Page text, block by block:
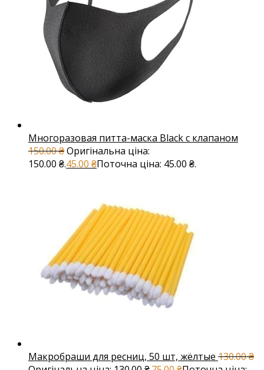
Многоразовая питта-маска Black с клапаном
150.00₴Оригінальна ціна:
150.00 ₴.45.00 ₴Поточна ціна: 45.00 ₴.
Макробраши для ресниц, 50 шт, жёлтые 130.00₴